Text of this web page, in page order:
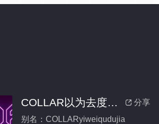
 分享
COLLAR以为去度假(全集)
别名：COLLARyiweiqudujia